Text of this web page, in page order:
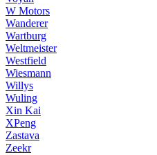
W Motors
Wanderer
Wartburg
Weltmeister
Westfield
Wiesmann
Willys
Wuling
Xin Kai
XPeng
Zastava
Zeekr